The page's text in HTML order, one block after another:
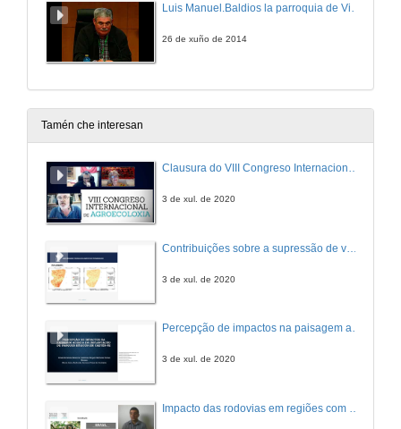
26 de xuño de 2014
Tamén che interesan
Clausura do VIII Congreso Internacional de Agroecoloxía
3 de xul. de 2020
3 de xul. de 2020
Percepção de impactos na paisagem acerca da implantação de parques eólicos em Caetés – Pernambuco no nordeste brasileiro
3 de xul. de 2020